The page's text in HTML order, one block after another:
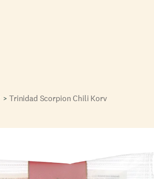
Trinidad Scorpion Chili Korv